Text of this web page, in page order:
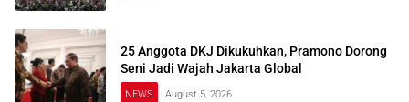
25 Anggota DKJ Dikukuhkan, Pramono Dorong
Seni Jadi Wajah Jakarta Global
NEWS August 5, 2026